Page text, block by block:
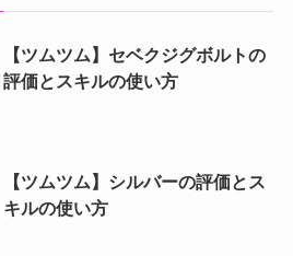
【ツムツム】セベクジグボルトの
評価とスキルの使い方
【ツムツム】シルバーの評価とス
キルの使い方